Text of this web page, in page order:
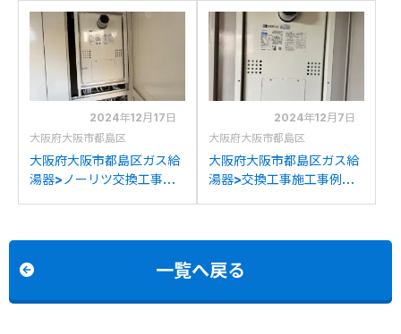
1627AWX-Tからリンナイ
RUJ-A2010W(A)への交換
C2452(S)AWXからノーリ
ツGT-C2472SAW BLへの
交換
2024年12月17日
大阪府大阪市都島区
大阪府大阪市都島区ガス給
湯器>ノーリツ交換工事施
2024年12月7日
大阪府大阪市都島区
大阪府大阪市都島区ガス給
湯器>交換工事施工事例：
一覧へ戻る